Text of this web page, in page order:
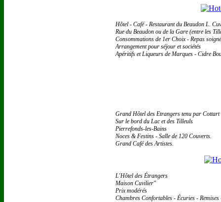
Hôtel - Café - Restaurant du Beaudon L.
Rue du Beaudon ou de la Gare (entre les
Consommations de 1er Choix - Repas
Arrangement pour séjour et sociétés
Apéritifs et Liqueurs de Marques - Cidre
Grand Hôtel des Etrangers tenu par Cottart
Sur le bord du Lac et des Tilleuls
Pierrefonds-les-Bains
Noces & Festins - Salle de 120 Couverts.
Grand Café des Artistes.
L'Hôtel des Étrangers
Maison Cuvilier"
Prix modérés
Chambres Confortables - Écuries -